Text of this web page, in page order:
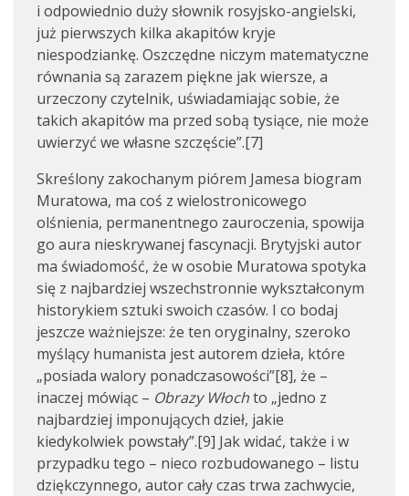
i odpowiednio duży słownik rosyjsko-angielski,
już pierwszych kilka akapitów kryje
niespodziankę. Oszczędne niczym matematyczne
równania są zarazem piękne jak wiersze, a
urzeczony czytelnik, uświadamiając sobie, że
takich akapitów ma przed sobą tysiące, nie może
uwierzyć we własne szczęście”.[7]
Skreślony zakochanym piórem Jamesa biogram
Muratowa, ma coś z wielostronicowego
olśnienia, permanentnego zauroczenia, spowija
go aura nieskrywanej fascynacji. Brytyjski autor
ma świadomość, że w osobie Muratowa spotyka
się z najbardziej wszechstronnie wykształconym
historykiem sztuki swoich czasów. I co bodaj
jeszcze ważniejsze: że ten oryginalny, szeroko
myślący humanista jest autorem dzieła, które
„posiada walory ponadczasowości”[8], że –
inaczej mówiąc – Obrazy Włochto „jedno z
najbardziej imponujących dzieł, jakie
kiedykolwiek powstały”.[9] Jak widać, także i w
przypadku tego – nieco rozbudowanego – listu
dziękczynnego, autor cały czas trwa zachwycie,